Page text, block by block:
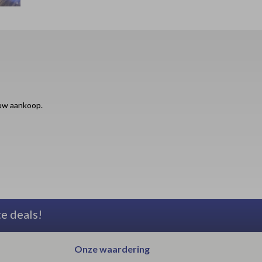
aankoop.
deals!
Onze waardering